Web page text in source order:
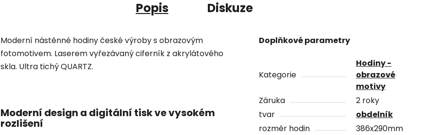
Popis Diskuze
Moderní nástěnné hodiny české výroby s obrazovým
fotomotivem. Laserem vyřezávaný ciferník z akrylátového
skla. Ultra tichý QUARTZ.
Moderní design a digitální tisk ve vysokém
rozlišení
Doplňkové parametry
Kategorie
Hodiny -
obrazové
motivy
Záruka
2 roky
tvar
obdelník
rozměr hodin
386x290mm